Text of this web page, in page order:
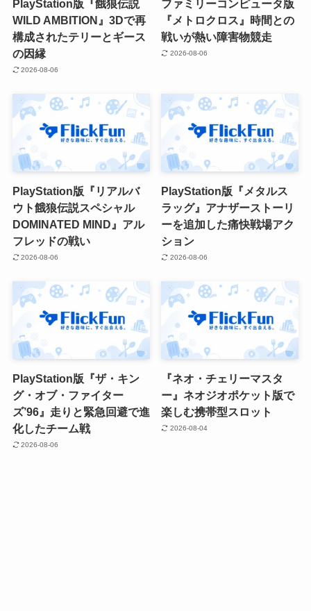
PlayStation版『餓狼伝説
WILD AMBITION』3Dで再
構成されたテリーとギース
の因縁
2026-08-06
ファミリーコンピュータ版
『メトロクロス』時間との
戦いが熱い障害物競走
2026-08-06
PlayStation版『リアルバ
ウト餓狼伝説スペシャル
DOMINATED MIND』アル
フレッドの戦い
2026-08-06
PlayStation版『メタルス
ラッグ』アナザーストーリ
ーを追加した痛快戦場アク
ション
2026-08-06
PlayStation版『ザ・キン
グ・オブ・ファイター
ズ’96』走りと緊急回避で進
化したチーム戦
2026-08-06
『ネオ・チェリーマスタ
ー』ネオジオポケット版で
楽しむ携帯型スロット
2026-08-04